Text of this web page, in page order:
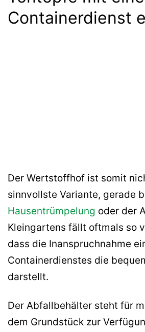
Containerdienst
Der Wertstoffhof ist somit
sinnvollste Variante, gerade
Hausentrümpelung oder der
Kleingartens fällt oftmals so
dass die Inanspruchnahme
Containerdienstes die
darstellt.
Der Abfallbehälter steht für
dem Grundstück zur